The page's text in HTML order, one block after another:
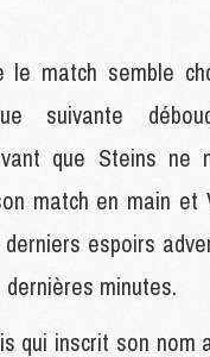
le match semble
suivante
que Steins ne
match en main et
espoirs
minutes.
qui inscrit son nom